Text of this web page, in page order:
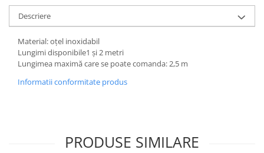
Descriere
Material: oțel inoxidabil
Lungimi disponibile1 și 2 metri
Lungimea maximă care se poate comanda: 2,5 m
Informatii conformitate produs
PRODUSE SIMILARE